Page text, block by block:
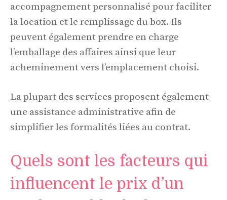
accompagnement personnalisé pour faciliter
la location et le remplissage du box. Ils
peuvent également prendre en charge
l’emballage des affaires ainsi que leur
acheminement vers l’emplacement choisi.
La plupart des services proposent également
une assistance administrative afin de
simplifier les formalités liées au contrat.
Quels sont les facteurs qui
influencent le prix d’un